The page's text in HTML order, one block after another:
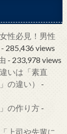
性必見！男性
- 285,436 views
- 233,978 views
いは「素直
の違い）
-
の作り方-
上司や先輩に